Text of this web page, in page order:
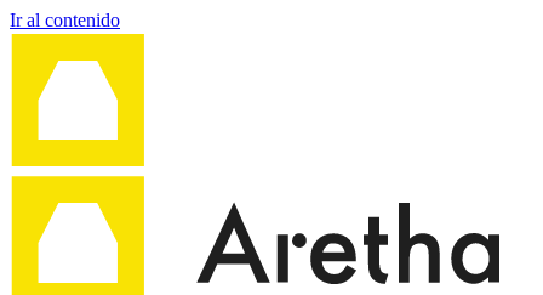
Ir al contenido